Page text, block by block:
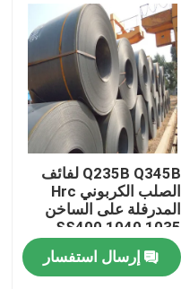
Q235B Q345B لفائف
الصلب الكربوني Hrc
المدرفلة على الساخن
SS400 1040 1035
1020
إرسال استفسار